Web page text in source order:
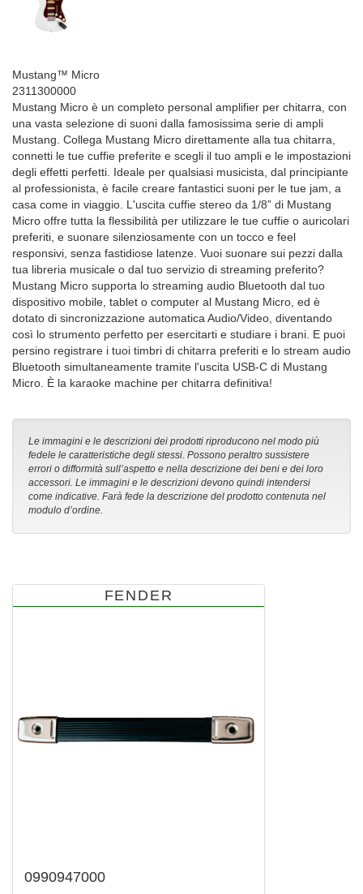
Mustang™ Micro
2311300000
Mustang Micro è un completo personal amplifier per chitarra, con
una vasta selezione di suoni dalla famosissima serie di ampli
Mustang. Collega Mustang Micro direttamente alla tua chitarra,
connetti le tue cuffie preferite e scegli il tuo ampli e le impostazioni
degli effetti perfetti. Ideale per qualsiasi musicista, dal principiante
al professionista, è facile creare fantastici suoni per le tue jam, a
casa come in viaggio. L'uscita cuffie stereo da 1/8” di Mustang
Micro offre tutta la flessibilità per utilizzare le tue cuffie o auricolari
preferiti, e suonare silenziosamente con un tocco e feel
responsivi, senza fastidiose latenze. Vuoi suonare sui pezzi dalla
tua libreria musicale o dal tuo servizio di streaming preferito?
Mustang Micro supporta lo streaming audio Bluetooth dal tuo
dispositivo mobile, tablet o computer al Mustang Micro, ed è
dotato di sincronizzazione automatica Audio/Video, diventando
così lo strumento perfetto per esercitarti e studiare i brani. E puoi
persino registrare i tuoi timbri di chitarra preferiti e lo stream audio
Bluetooth simultaneamente tramite l'uscita USB-C di Mustang
Micro. È la karaoke machine per chitarra definitiva!
Le immagini e le descrizioni dei prodotti riproducono nel modo più
fedele le caratteristiche degli stessi. Possono peraltro sussistere
errori o difformità sull’aspetto e nella descrizione dei beni e dei loro
accessori. Le immagini e le descrizioni devono quindi intendersi
come indicative. Farà fede la descrizione del prodotto contenuta nel
modulo d’ordine.
FENDER
0990947000